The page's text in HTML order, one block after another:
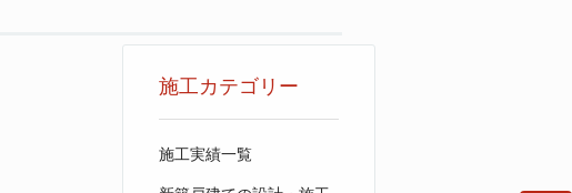
施工カテゴリー
施工実績一覧